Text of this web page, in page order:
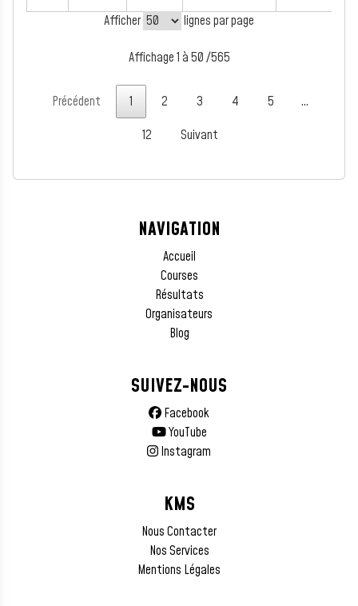
Afficher
lignes par page
Affichage 1 à 50 /565
Précédent 1 2 3 4 5
…
12
Suivant
NAVIGATION
Accueil
Courses
Résultats
Organisateurs
Blog
SUIVEZ-NOUS
Facebook
YouTube
Instagram
KMS
Nous Contacter
Nos Services
Mentions Légales